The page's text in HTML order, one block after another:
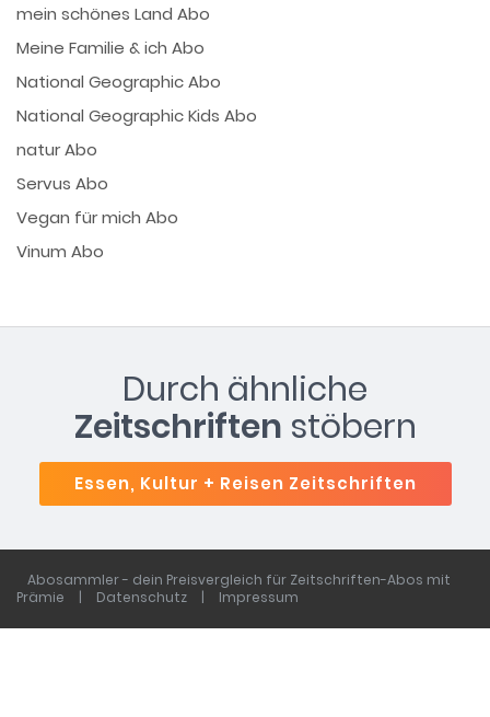
mein schönes Land Abo
Meine Familie & ich Abo
National Geographic Abo
National Geographic Kids Abo
natur Abo
Servus Abo
Vegan für mich Abo
Vinum Abo
Durch ähnliche
Zeitschriften stöbern
Essen, Kultur + Reisen Zeitschriften
Abosammler - dein Preisvergleich für Zeitschriften-Abos mit
Prämie
| Datenschutz | Impressum